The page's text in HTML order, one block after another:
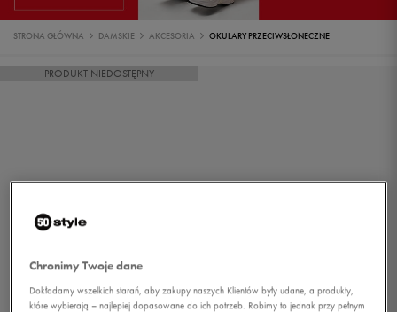
STRONA GŁÓWNA DAMSKIE AKCESORIA OKULARY PRZECIWSŁONECZNE
PRODUKT NIEDOSTĘPNY
Chronimy Twoje dane
Dokładamy wszelkich starań, aby zakupy naszych Klientów były udane, a produkty,
które wybierają – najlepiej dopasowane do ich potrzeb. Robimy to jednak przy pełnym